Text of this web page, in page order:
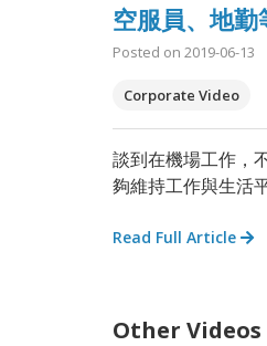
空服員、地
Posted on 2019-06-13
Corporate Video
談到在機場工作，
夠維持工作與生活
Read Full Article
Other Videos